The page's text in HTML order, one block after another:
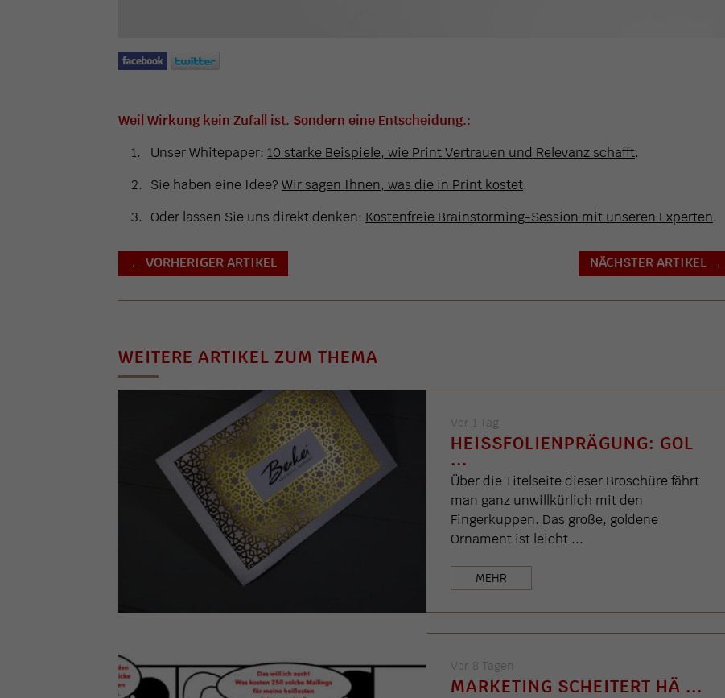
Weil Wirkung kein Zufall ist. Sondern eine Entscheidung.:
Unser Whitepaper: 10 starke Beispiele, wie Print Vertrauen und Relevanz schafft.
Sie haben eine Idee? Wir sagen Ihnen, was die in Print kostet.
Oder lassen Sie uns direkt denken: Kostenfreie Brainstorming-Session mit unseren Experten.
← VORHERIGER ARTIKEL NÄCHSTER ARTIKEL →
WEITERE ARTIKEL ZUM THEMA
Vor 1 Tag
HEISSFOLIENPRÄGUNG: GOL .
..
Über die Titelseite dieser Broschüre fährt
man ganz unwillkürlich mit den
Fingerkuppen. Das große, goldene
Ornament ist leicht ...
MEHR
Vor 8 Tagen
MARKETING SCHEITERT HÄ ...